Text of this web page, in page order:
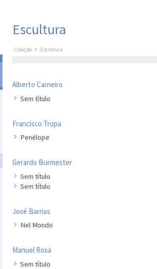
Escultura
Coleção Escultura
Alberto Carneiro
Sem título
Francisco Tropa
Penélope
Gerardo Burmester
Sem título
Sem título
José Barrias
Nel Mondo
Manuel Rosa
Sem título